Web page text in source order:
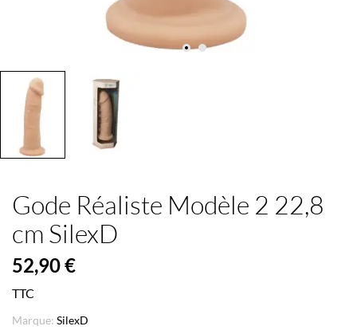
Gode Réaliste Modèle 2 22,8
cm SilexD
52,90 €
TTC
Marque: SilexD